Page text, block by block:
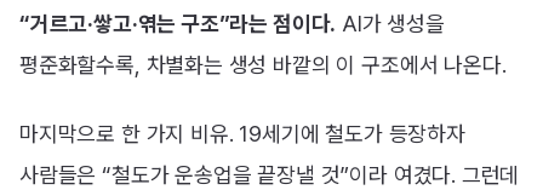
“거르고·쌓고·엮는 구조”라는 점이다. AI가 생성을
평준화할수록, 차별화는 생성 바깥의 이 구조에서 나온다.
마지막으로 한 가지 비유. 19세기에 철도가 등장하자
사람들은 “철도가 운송업을 끝장낼 것”이라 여겼다. 그런데